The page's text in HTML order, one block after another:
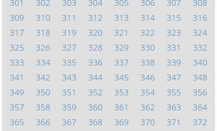
301
302 303 304 305 306 307
308
309
310 311 312 313 314 315
316
317
318 319 320 321 322 323
324
325
326 327 328 329 330 331
332
333
334 335 336 337 338 339
340
341
342 343 344 345 346 347
348
349
350 351 352 353 354 355
356
357
358 359 360 361 362 363
364
365
366 367 368 369 370 371 372